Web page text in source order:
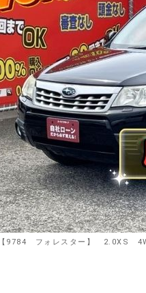
【9784 フォレスター】 2.0XS